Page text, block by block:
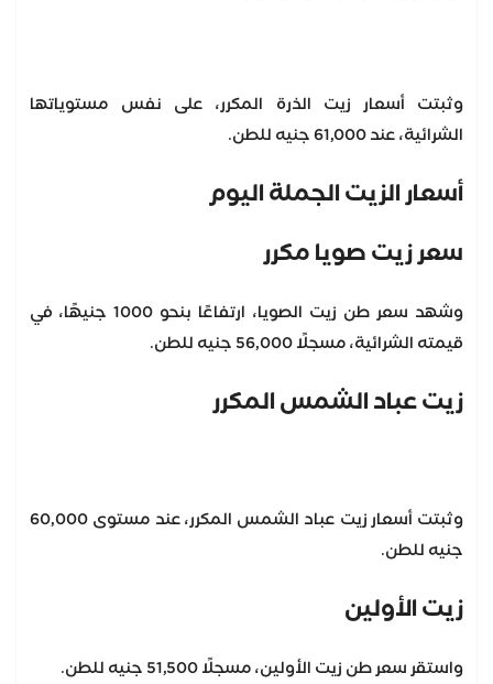
وثبتت أسعار زيت الذرة المكرر، على نفس مستوياتها
الشرائية، عند 61,000 جنيه للطن.
أسعار الزيت الجملة اليوم
سعر زيت صويا مكرر
وشهد سعر طن زيت الصويا، ارتفاعًا بنحو 1000 جنيهًا، في
قيمته الشرائية، مسجلًا 56,000 جنيه للطن.
زيت عباد الشمس المكرر
وثبتت أسعار زيت عباد الشمس المكرر، عند مستوى 60,000
جنيه للطن.
زيت الأولين
واستقر سعر طن زيت الأولين، مسجلًا 51,500 جنيه للطن.